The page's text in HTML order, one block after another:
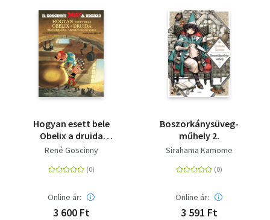
Szakkönyv
Szótár, nyelvkönyv
Tankönyv, segédkönyv
Társadalomtudomány
Történelem
Hogyan esett bele
Obelix a druida
kondérjába, amikor
René Goscinny
Online ár:
3 600 Ft
Boszorkánysüveg-
műhely 2.
Sirahama Kamome
Online ár:
3 591 Ft